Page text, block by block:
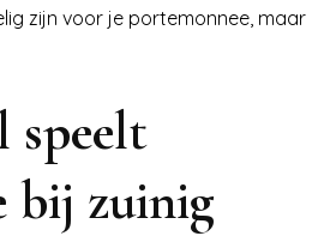
zijn voor je portemonnee, maar
speelt
bij zuinig